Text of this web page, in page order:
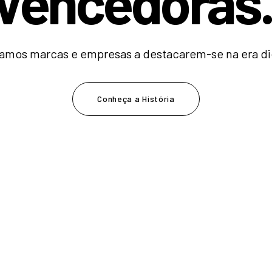
marcas e empresas a destacarem-se na era
Conheça a História